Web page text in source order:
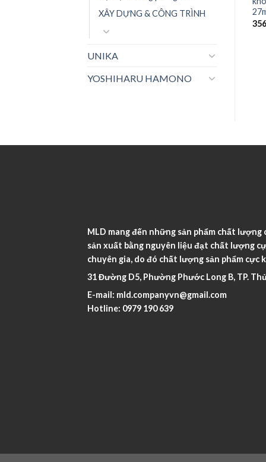
XÂY DỰNG & CÔNG TRÌNH
UNIKA
YOSHIHARU HAMONO
10mm
MLD mang đến những sản phẩm chất
sản xuất bằng nguyên liệu đạt chất lượng
chuyên gia, do đó chất lượng sản phẩm cực
31 Đường D5, Phường Phước Long B, TP.
E-mail: mld.companyvn@gmail.com
Hotline: 0979 190 639